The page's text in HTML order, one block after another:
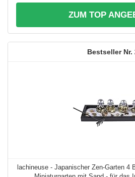
ZUM TOP
lachineuse - Japanischer Zen-Garten 4